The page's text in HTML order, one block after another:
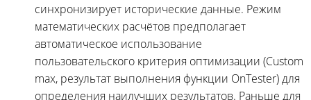
синхронизирует исторические данные. Режим
математических расчётов предполагает
автоматическое использование
пользовательского критерия оптимизации (Custom
max, результат выполнения функции OnTester) для
определения наилучших результатов. Раньше для